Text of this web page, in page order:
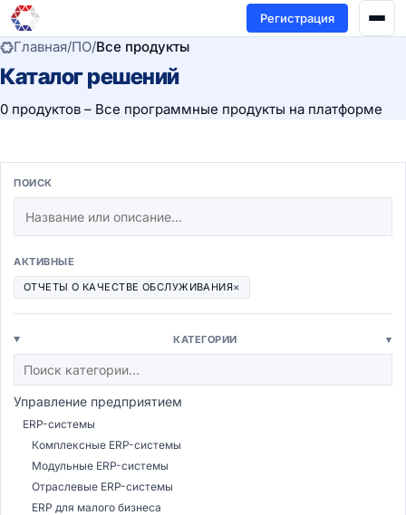
Регистрация
Главная/ПО/Все продукты
Каталог решений
0 продуктов – Все программные продукты на платформе
ПОИСК
АКТИВНЫЕ
ОТЧЕТЫ О КАЧЕСТВЕ ОБСЛУЖИВАНИЯ×
КАТЕГОРИИ ▾
Управление предприятием
ERP-системы
Комплексные ERP-системы
Модульные ERP-системы
Отраслевые ERP-системы
ERP для малого бизнеса